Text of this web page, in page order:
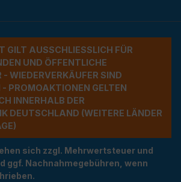
GILT AUSSCHLIESSLICH FÜR G
UND ÖFFENTLICHE A
SIND A
GELTEN A
DER BU
(WEITERE LÄNDER NU
sich zzgl. Mehrwertsteuer und
ggf. Nachnahmegebühren, wenn